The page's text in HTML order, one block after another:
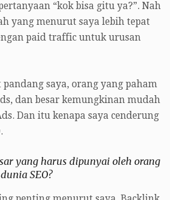
“kok bisa gitu ya?”. Nah
yang menurut saya lebih tepat
paid traffic untuk urusan
saya, orang yang paham
dan besar kemungkinan mudah
Dan itu kenapa saya cenderung
yang harus dipunyai oleh orang
SEO?